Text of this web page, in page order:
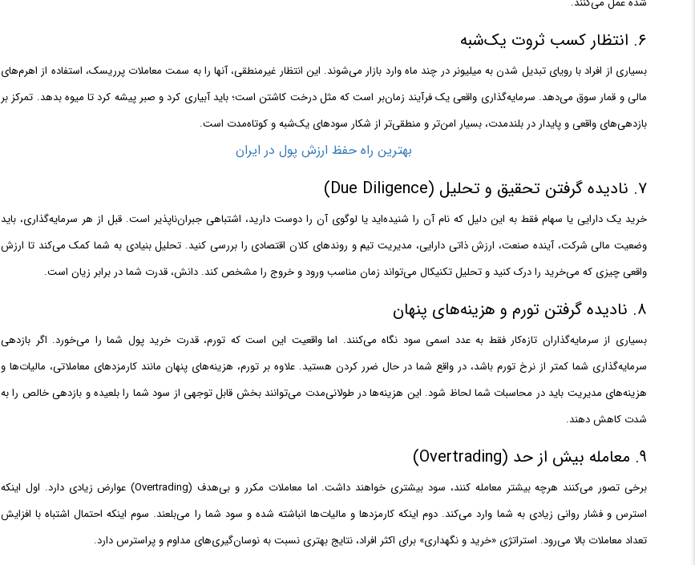
۶. انتظار کسب ثروت یک‌شبه
بسیاری از افراد با رویای تبدیل شدن به میلیونر در چند ماه وارد بازار می‌شوند. این انتظار غیرمنطقی، آنها را به سمت معاملات پرریسک، استفاده از اهرم‌های
مالی و قمار سوق می‌دهد. سرمایه‌گذاری واقعی یک فرآیند زمان‌بر است که مثل درخت کاشتن است؛ باید آبیاری کرد و صبر پیشه کرد تا میوه بدهد. تمرکز بر
بازدهی‌های واقعی و پایدار در بلندمدت، بسیار امن‌تر و منطقی‌تر از شکار سودهای یک‌شبه و کوتاه‌مدت است.
بهترین راه حفظ ارزش پول در ایران
۷. نادیده گرفتن تحقیق و تحلیل (Due Diligence)
خرید یک دارایی یا سهام فقط به این دلیل که نام آن را شنیده‌اید یا لوگوی آن را دوست دارید، اشتباهی جبران‌ناپذیر است. قبل از هر سرمایه‌گذاری، باید
وضعیت مالی شرکت، آینده صنعت، ارزش ذاتی دارایی، مدیریت تیم و روندهای کلان اقتصادی را بررسی کنید. تحلیل بنیادی به شما کمک می‌کند تا ارزش
واقعی چیزی که می‌خرید را درک کنید و تحلیل تکنیکال می‌تواند زمان مناسب ورود و خروج را مشخص کند. دانش، قدرت شما در برابر زیان است.
۸. نادیده گرفتن تورم و هزینه‌های پنهان
بسیاری از سرمایه‌گذاران تازه‌کار فقط به عدد اسمی سود نگاه می‌کنند. اما واقعیت این است که تورم، قدرت خرید پول شما را می‌خورد. اگر بازدهی
سرمایه‌گذاری شما کمتر از نرخ تورم باشد، در واقع شما در حال ضرر کردن هستید. علاوه بر تورم، هزینه‌های پنهان مانند کارمزدهای معاملاتی، مالیات‌ها و
هزینه‌های مدیریت باید در محاسبات شما لحاظ شود. این هزینه‌ها در طولانی‌مدت می‌توانند بخش قابل توجهی از سود شما را بلعیده و بازدهی خالص را به
شدت کاهش دهند.
۹. معامله بیش از حد (Overtrading)
برخی تصور می‌کنند هرچه بیشتر معامله کنند، سود بیشتری خواهند داشت. اما معاملات مکرر و بی‌هدف (Overtrading) عوارض زیادی دارد. اول اینکه
استرس و فشار روانی زیادی به شما وارد می‌کند. دوم اینکه کارمزدها و مالیات‌ها انباشته شده و سود شما را می‌بلعند. سوم اینکه احتمال اشتباه با افزایش
تعداد معاملات بالا می‌رود. استراتژی «خرید و نگهداری» برای اکثر افراد، نتایج بهتری نسبت به نوسان‌گیری‌های مداوم و پراسترس دارد.